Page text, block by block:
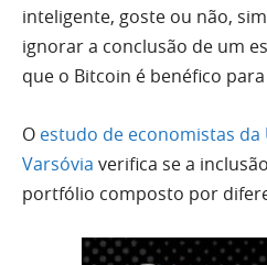
inteligente, goste ou não,
ignorar a conclusão de um
que o Bitcoin é benéfico
O estudo de economistas
Varsóvia verifica se a
portfólio composto por